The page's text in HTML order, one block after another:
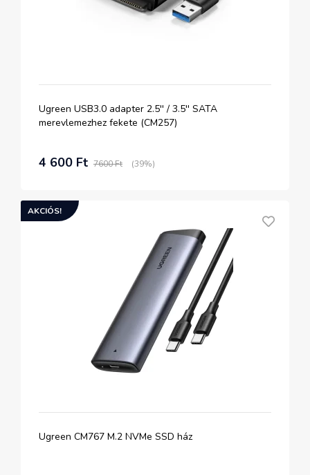
Ugreen USB3.0 adapter 2.5'' / 3.5'' SATA
merevlemezhez fekete (CM257)
4 600 Ft 7600 Ft (39%)
AKCIÓS!
Ugreen CM767 M.2 NVMe SSD ház